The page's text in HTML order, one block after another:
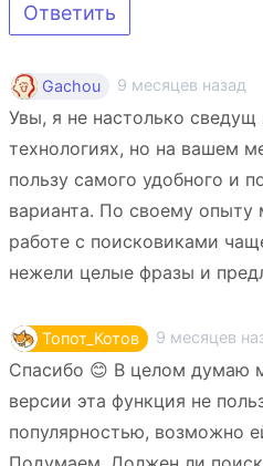
Ответить
Gachou 9 месяцев назад
Увы, я не настолько
технологиях, но на вашем
пользу самого удобного и
варианта. По своему опыту
работе с поисковиками
нежели целые фразы и
Топот_Котов 9 месяцев
Спасибо 😊 В целом думаю
версии эта функция не
популярностью, возможно